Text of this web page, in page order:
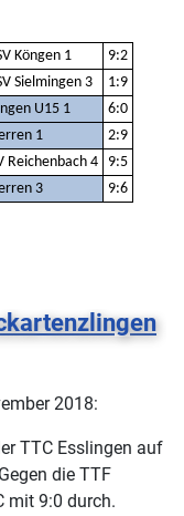
Köngen 1
9:2
Sielmingen 3
1:9
U15 1
6:0
1
2:9
Reichenbach 4
9:5
3 9:6
2018:
TTC Esslingen auf
die TTF
mit 9:0 durch.